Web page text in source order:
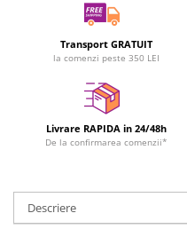
Transport GRATUIT
la comenzi peste 350 LEI
Livrare RAPIDA in 24/48h
De la confirmarea comenzii*
Descriere